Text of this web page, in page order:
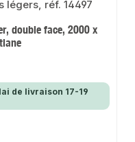
double face, 2000 x
de livraison 17-19